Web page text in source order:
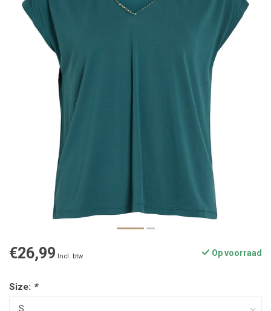
€26,99 Incl. btw Op voorraad
Size: *